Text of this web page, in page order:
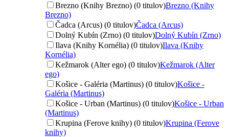
Brezno (Knihy Brezno) (0 titulov)Brezno (Knihy
Brezno)
Čadca (Arcus) (0 titulov)Čadca (Arcus)
Dolný Kubín (Zrno) (0 titulov)Dolný Kubín (Zrno)
Ilava (Knihy Kornélia) (0 titulov)Ilava (Knihy
Kornélia)
Kežmarok (Alter ego) (0 titulov)Kežmarok (Alter
ego)
Košice - Galéria (Martinus) (0 titulov)Košice -
Galéria (Martinus)
Košice - Urban (Martinus) (0 titulov)Košice - Urban
(Martinus)
Krupina (Ferove knihy) (0 titulov)Krupina (Ferove
knihy)